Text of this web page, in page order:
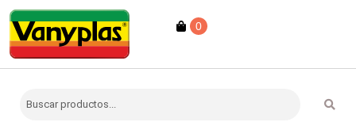
0